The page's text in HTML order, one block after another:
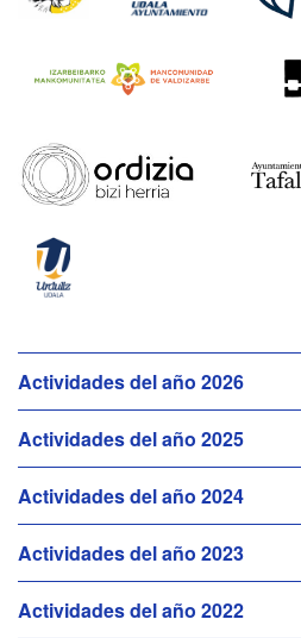
N
a
v
e
g
a
c
i
ó
Actividades del año 2026
Actividades del año 2025
Actividades del año 2024
Actividades del año 2023
Actividades del año 2022